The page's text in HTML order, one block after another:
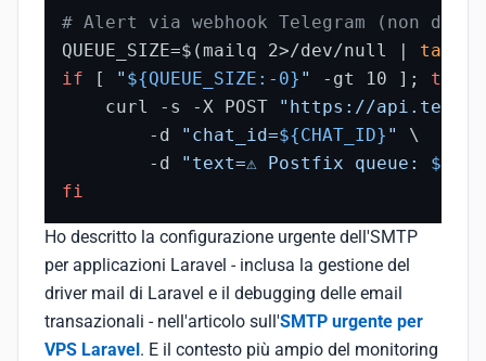
# Alert via webhook Telegram (non
QUEUE_SIZE=$(mailq 2>/dev/null | tail
if [ " ${QUEUE_SIZE:-0} " -gt 10 ]; then
    curl -s -X POST
"https://
        -d
"chat_id=${CHAT_ID} "
\
        -d
"text=⚠ Postfix queue:
fi
Ho descritto la configurazione urgente dell'SMTP
per applicazioni Laravel - inclusa la gestione del
driver mail di Laravel e il debugging delle email
transazionali - nell'articolo sull'SMTP urgente per
VPS Laravel. E il contesto più ampio del monitoring